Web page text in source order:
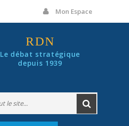
Mon Espace
RDN
Le débat stratégique
depuis 1939